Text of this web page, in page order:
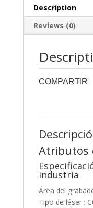
Description
Reviews (0)
COMPARTIR
Atributos
industria
Área del
Tipo de láser :